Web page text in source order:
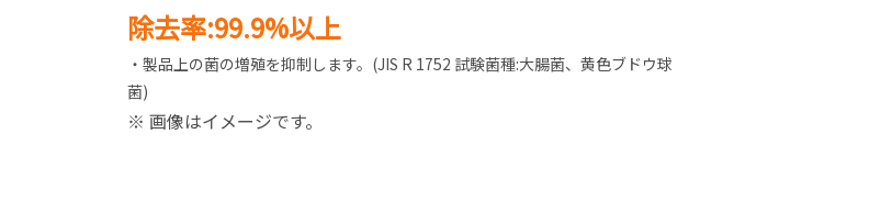
除去率:99.9%以上
・製品上の菌の増殖を抑制します。(JIS R 1752 試験菌種:大腸菌、黄色ブドウ球
菌)
※ 画像はイメージです。